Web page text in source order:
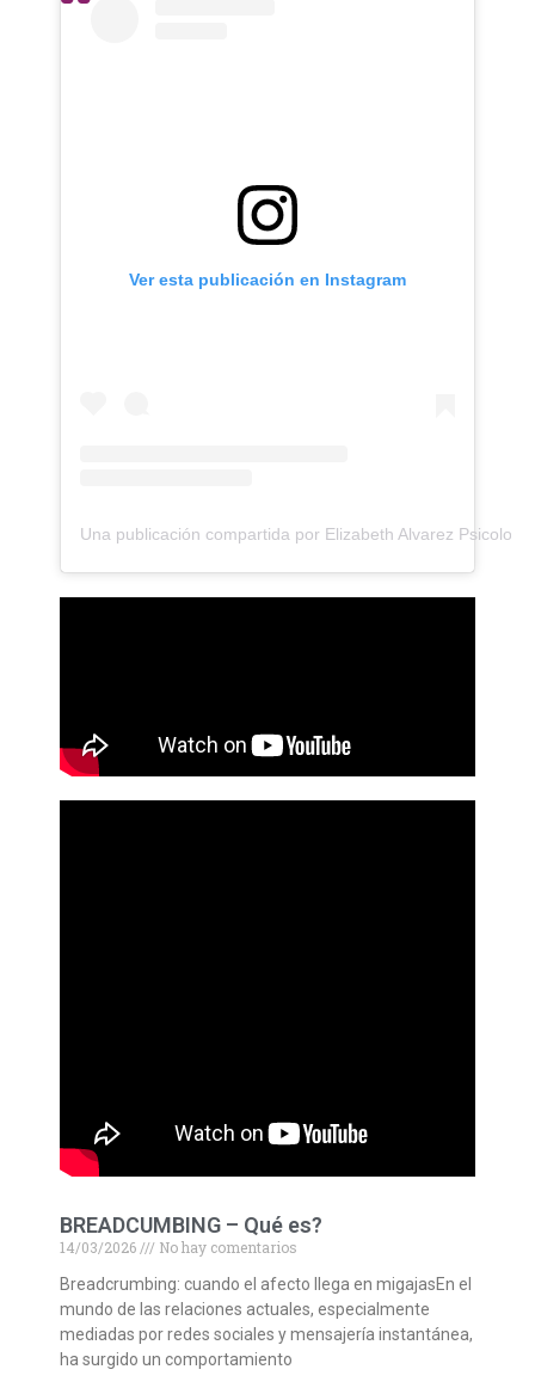
Ver esta publicación en Instagram
Una publicación compartida por Elizabeth Alvarez
BREADCUMBING – Qué es?
14/03/2026
No hay comentarios
Breadcrumbing: cuando el afecto llega en migajasEn el
mundo de las relaciones actuales, especialmente
mediadas por redes sociales y mensajería instantánea,
ha surgido un comportamiento